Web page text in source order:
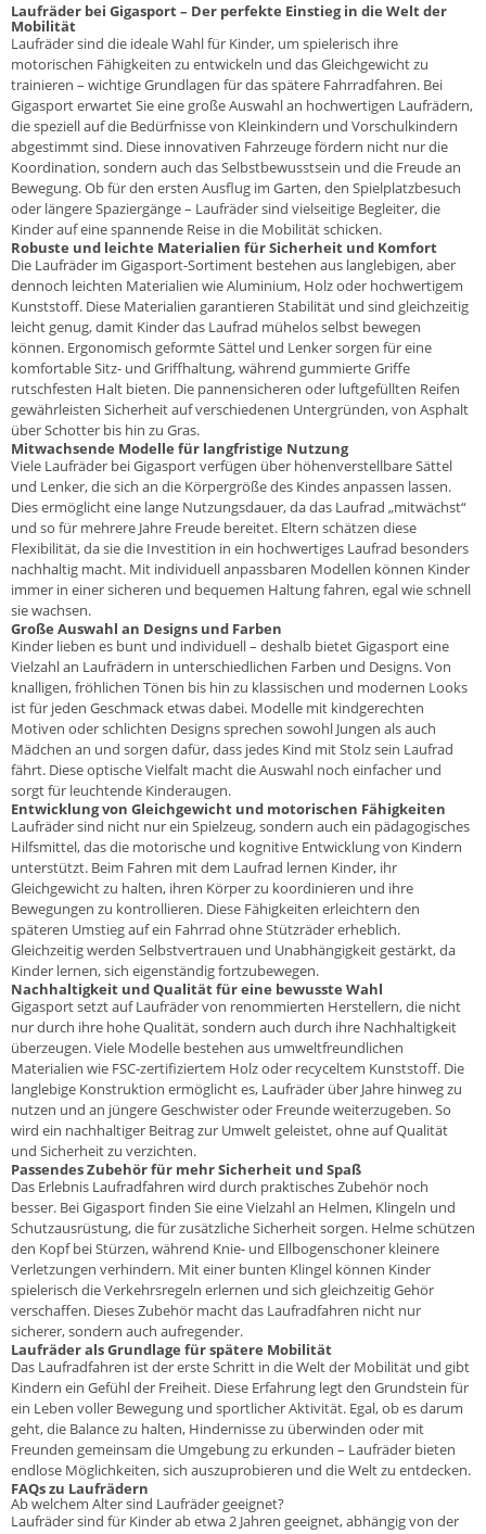
Laufräder bei Gigasport – Der perfekte Einstieg in die Welt der
Mobilität
Laufräder sind die ideale Wahl für Kinder, um spielerisch ihre
motorischen Fähigkeiten zu entwickeln und das Gleichgewicht zu
trainieren – wichtige Grundlagen für das spätere Fahrradfahren. Bei
Gigasport erwartet Sie eine große Auswahl an hochwertigen Laufrädern,
die speziell auf die Bedürfnisse von Kleinkindern und Vorschulkindern
abgestimmt sind. Diese innovativen Fahrzeuge fördern nicht nur die
Koordination, sondern auch das Selbstbewusstsein und die Freude an
Bewegung. Ob für den ersten Ausflug im Garten, den Spielplatzbesuch
oder längere Spaziergänge – Laufräder sind vielseitige Begleiter, die
Kinder auf eine spannende Reise in die Mobilität schicken.
Robuste und leichte Materialien für Sicherheit und Komfort
Die Laufräder im Gigasport-Sortiment bestehen aus langlebigen, aber
dennoch leichten Materialien wie Aluminium, Holz oder hochwertigem
Kunststoff. Diese Materialien garantieren Stabilität und sind gleichzeitig
leicht genug, damit Kinder das Laufrad mühelos selbst bewegen
können. Ergonomisch geformteSättel und Lenker sorgen für eine
komfortable Sitz- und Griffhaltung, während gummierteGriffe
rutschfesten Halt bieten. Die pannensicheren oder luftgefüllten Reifen
gewährleisten Sicherheit auf verschiedenen Untergründen, von Asphalt
über Schotter bis hin zu Gras.
Mitwachsende Modelle für langfristige Nutzung
Viele Laufräder bei Gigasport verfügen über höhenverstellbare Sättel
und Lenker, die sich an die Körpergröße des Kindes anpassen lassen.
Dies ermöglicht eine lange Nutzungsdauer, da das Laufrad „mitwächst“
und so für mehrere Jahre Freude bereitet. Eltern schätzen diese
Flexibilität, da sie die Investition in ein hochwertiges Laufrad besonders
nachhaltig macht. Mit individuell anpassbaren Modellen können Kinder
immer in einer sicheren und bequemen Haltung fahren, egal wie schnell
sie wachsen.
Große Auswahl an Designs und Farben
Kinder lieben es bunt und individuell – deshalb bietet Gigasport eine
Vielzahl an Laufrädern in unterschiedlichen Farben und Designs. Von
knalligen, fröhlichen Tönen bis hin zu klassischen und modernen Looks
ist für jeden Geschmack etwas dabei. Modelle mit kindgerechten
Motiven oder schlichten Designs sprechen sowohl Jungen als auch
Mädchen an und sorgen dafür, dass jedes Kind mit Stolz sein Laufrad
fährt. Diese optische Vielfalt macht die Auswahl noch einfacher und
sorgt für leuchtende Kinderaugen.
Entwicklung von Gleichgewicht und motorischen Fähigkeiten
Laufräder sind nicht nur ein Spielzeug, sondern auch ein pädagogisches
Hilfsmittel, das die motorische und kognitive Entwicklung von Kindern
unterstützt. Beim Fahren mit dem Laufrad lernen Kinder, ihr
Gleichgewicht zu halten, ihren Körper zu koordinieren und ihre
Bewegungen zu kontrollieren. Diese Fähigkeiten erleichtern den
späteren Umstieg auf ein Fahrrad ohne Stützräder erheblich.
Gleichzeitig werden Selbstvertrauen und Unabhängigkeit gestärkt, da
Kinder lernen, sich eigenständig fortzubewegen.
Nachhaltigkeit und Qualität für eine bewusste Wahl
Gigasport setzt auf Laufräder von renommierten Herstellern, die nicht
nur durch ihre hohe Qualität, sondern auch durch ihre Nachhaltigkeit
überzeugen. Viele Modelle bestehen aus umweltfreundlichen
Materialien wie FSC-zertifiziertem Holz oder recyceltem Kunststoff. Die
langlebige Konstruktion ermöglicht es, Laufräder über Jahre hinweg zu
nutzen und an jüngere Geschwister oder Freunde weiterzugeben. So
wird ein nachhaltiger Beitrag zur Umwelt geleistet, ohne auf Qualität
und Sicherheit zu verzichten.
Passendes Zubehör für mehr Sicherheit und Spaß
Das Erlebnis Laufradfahren wird durch praktisches Zubehör noch
besser. Bei Gigasport finden Sie eine Vielzahl an Helmen, Klingeln und
Schutzausrüstung, die für zusätzliche Sicherheit sorgen. Helme schützen
den Kopf bei Stürzen, während Knie- und Ellbogenschoner kleinere
Verletzungen verhindern. Mit einer bunten Klingel können Kinder
spielerisch die Verkehrsregeln erlernen und sich gleichzeitig Gehör
verschaffen. Dieses Zubehör macht das Laufradfahren nicht nur
sicherer, sondern auch aufregender.
Laufräder als Grundlage für spätere Mobilität
Das Laufradfahren ist der erste Schritt in die Welt der Mobilität und gibt
Kindern ein Gefühl der Freiheit. Diese Erfahrung legt den Grundstein für
ein Leben voller Bewegung und sportlicher Aktivität. Egal, ob es darum
geht, die Balance zu halten, Hindernisse zu überwinden oder mit
Freunden gemeinsam die Umgebung zu erkunden – Laufräder bieten
endlose Möglichkeiten, sich auszuprobieren und die Welt zu entdecken.
FAQs zu Laufrädern
Ab welchem Alter sind Laufräder geeignet?
Laufräder sind für Kinder ab etwa 2 Jahren geeignet, abhängig von der